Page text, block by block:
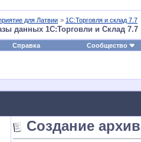
для Латвии > 1С:Торговля и склад 7.7
данных 1С:Торговли и Склад 7.7
Справка Сообщество
Создание